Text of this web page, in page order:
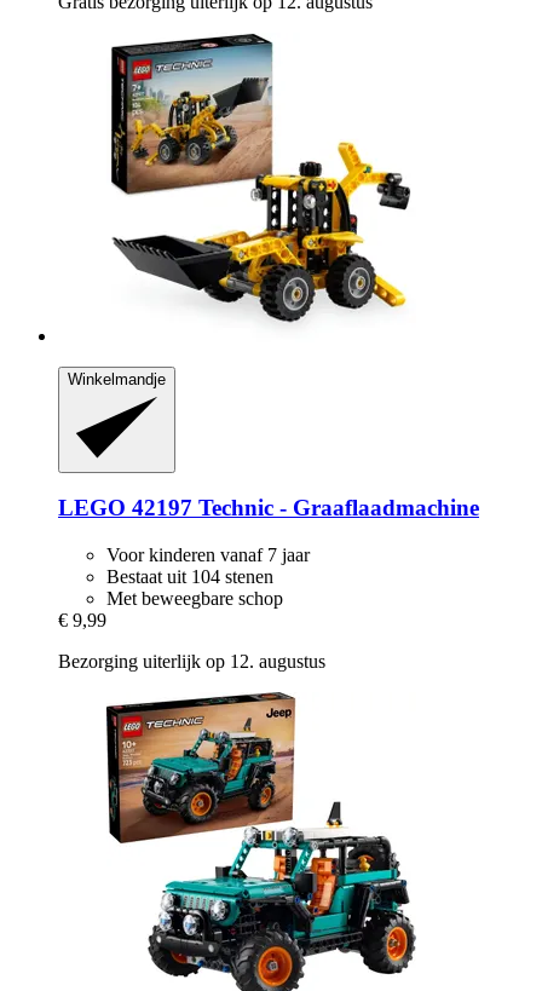
Winkelmandje
LEGO 42197 Technic -​ Graaflaadmachine
Voor kinderen vanaf 7 jaar
Bestaat uit 104 stenen
Met beweegbare schop
€ 9,99
Bezorging uiterlijk op 12. augustus